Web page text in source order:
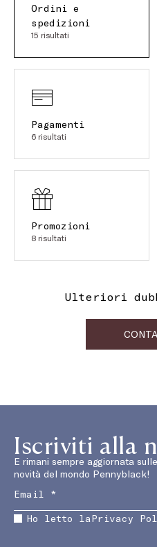
tempistiche di consegna
ritardi. Garantiamo
vostro ordine il prima
ARGOMENTO: Ordini e
ARGOMENTO: Ordini e
ARGOMENTO: Ordini e
Ordini e
spedizioni
15 risultati
Pagamenti
6 risultati
Promozioni
8 risultati
Ulteriori
Iscriviti alla
E rimani sempre aggiornata
novità del mondo Pennyblack!
Ho letto laPrivacy